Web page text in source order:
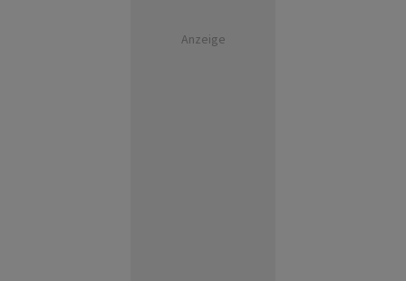
Anzeige